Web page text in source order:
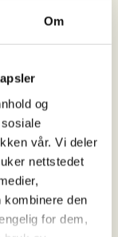
Om
og
vår. Vi deler
nettstedet
kombinere den
for dem,
først et lite
Vi
60+).